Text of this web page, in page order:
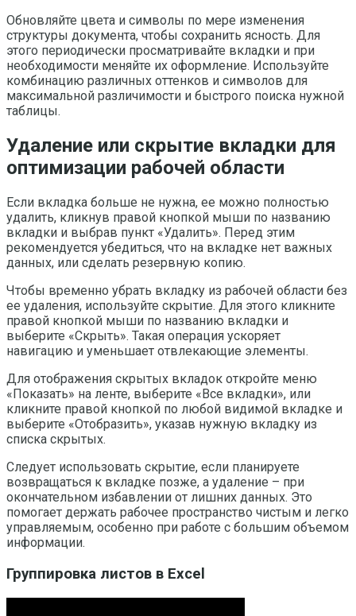
Обновляйте цвета и символы по мере изменения
структуры документа, чтобы сохранить ясность. Для
этого периодически просматривайте вкладки и при
необходимости меняйте их оформление. Используйте
комбинацию различных оттенков и символов для
максимальной различимости и быстрого поиска нужной
таблицы.
Удаление или скрытие вкладки для
оптимизации рабочей области
Если вкладка больше не нужна, ее можно полностью
удалить, кликнув правой кнопкой мыши по названию
вкладки и выбрав пункт «Удалить». Перед этим
рекомендуется убедиться, что на вкладке нет важных
данных, или сделать резервную копию.
Чтобы временно убрать вкладку из рабочей области без
ее удаления, используйте скрытие. Для этого кликните
правой кнопкой мыши по названию вкладки и
выберите «Скрыть». Такая операция ускоряет
навигацию и уменьшает отвлекающие элементы.
Для отображения скрытых вкладок откройте меню
«Показать» на ленте, выберите «Все вкладки», или
кликните правой кнопкой по любой видимой вкладке и
выберите «Отобразить», указав нужную вкладку из
списка скрытых.
Следует использовать скрытие, если планируете
возвращаться к вкладке позже, а удаление – при
окончательном избавлении от лишних данных. Это
помогает держать рабочее пространство чистым и легко
управляемым, особенно при работе с большим объемом
информации.
Группировка листов в Excel